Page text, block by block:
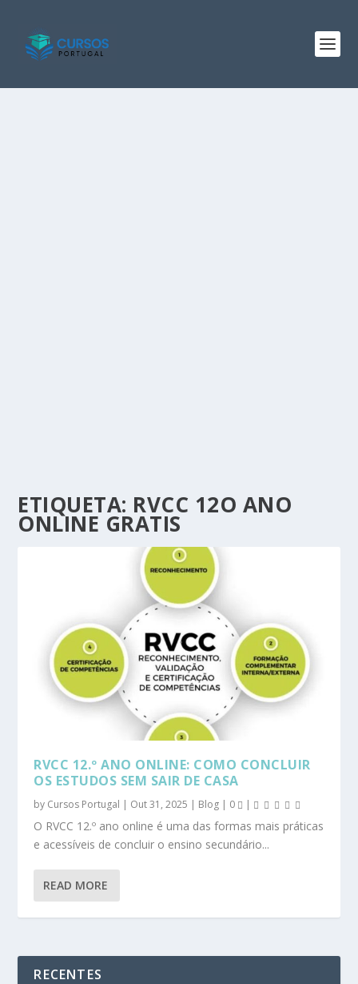
ETIQUETA: RVCC 12O ANO
ONLINE GRATIS
RVCC 12.º ANO ONLINE: COMO CONCLUIR
OS ESTUDOS SEM SAIR DE CASA
by Cursos Portugal | Out 31, 2025 | Blog | 0 |
O RVCC 12.º ano online é uma das formas mais práticas
e acessíveis de concluir o ensino secundário...
READ MORE
RECENTES